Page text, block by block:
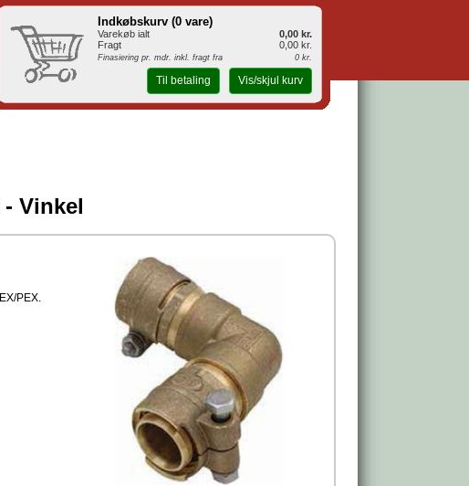
Vinkel
PEX.
Indkøbskurv (0 vare)
Varekøb ialt
0,00 kr.
Fragt
0,00 kr.
Finasiering pr. mdr. inkl. fragt fra 0 kr.
Til betaling Vis/skjul kurv